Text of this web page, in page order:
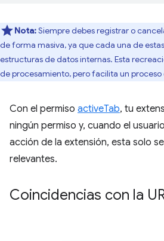
Nota:Siempre debes registrar o
de forma masiva, ya que cada una de
estructuras de datos internas. Esta
de procesamiento, pero facilita un
Con el permiso activeTab, tu
ningún permiso y, cuando el
acción de la extensión, esta solo
relevantes.
Coincidencias con la